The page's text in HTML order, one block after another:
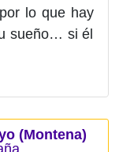
lo que hay
sueño… si él
(Montena)